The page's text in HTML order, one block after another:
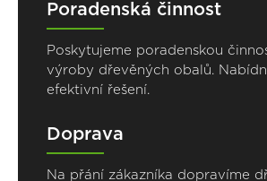
Poradenská činnost
Poskytujeme poradenskou
výroby dřevěných obalů.
efektivní řešení.
Doprava
Na přání zákazníka dopravíme